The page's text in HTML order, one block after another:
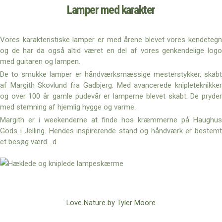
Lamper med karakter
Vores karakteristiske lamper er med årene blevet vores kendetegn
og de har da også altid været en del af vores genkendelige logo
med guitaren og lampen.
De to smukke lamper er håndværksmæssige mesterstykker, skabt
af Margith Skovlund fra Gadbjerg. Med avancerede knipleteknikker
og over 100 år gamle pudevår er lamperne blevet skabt. De pryder
med stemning af hjemlig hygge og varme.
Margith er i weekenderne at finde hos kræmmerne på Haughus
Gods i Jelling. Hendes inspirerende stand og håndværk er bestemt
et besøg værd. d
Love Nature by Tyler Moore